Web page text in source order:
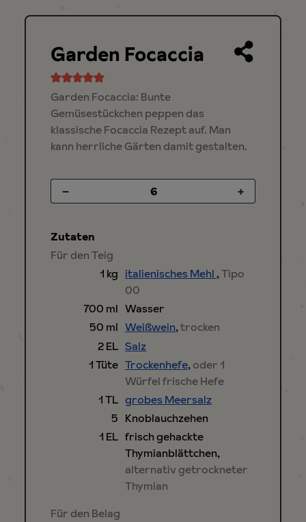
Garden Focaccia
Garden Focaccia: Bunte
Gemüsestückchen peppen das
klassische Focaccia Rezept auf. Man
kann herrliche Gärten damit gestalten.
– +
Zutaten
Für den Teig
1 kg italienisches Mehl,Tipo
00
700 ml Wasser
50 ml Weißwein,trocken
2EL Salz
1Tüte Trockenhefe,oder 1
Würfel frische Hefe
1TL grobes Meersalz
5 Knoblauchzehen
1 EL frisch gehackte
Thymianblättchen,
alternativ getrockneter
Thymian
Für den Belag